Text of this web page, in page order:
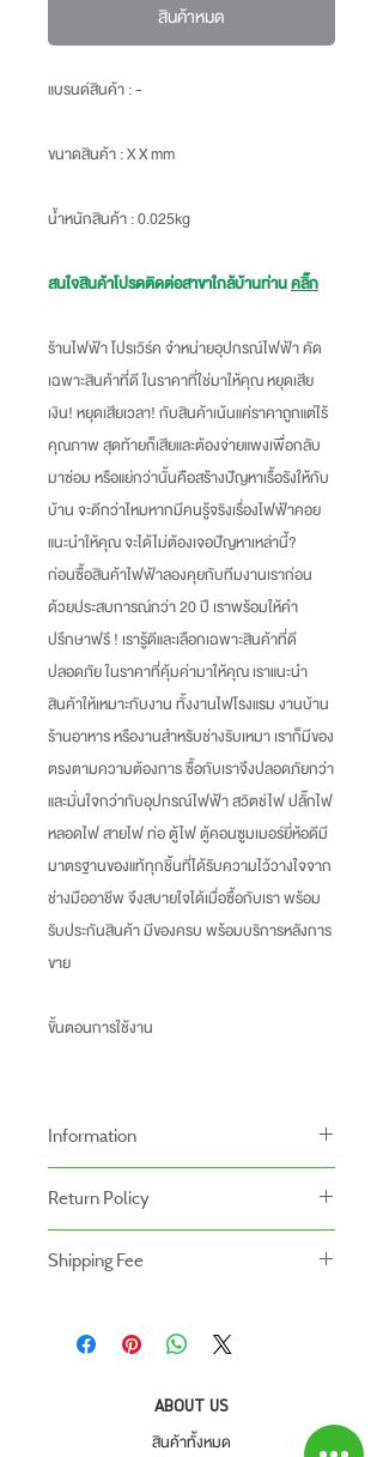
สินค้าหมด
แบรนด์สินค้า : -
ขนาดสินค้า: X X mm
น้ำหนักสินค้า: 0.025kg
สนใจสินค้าโปรดติดต่อสาขาใกล้บ้านท่านคลิ๊ก
ร้านไฟฟ้า โปรเวิร์ค จำหน่ายอุปกรณ์ไฟฟ้า คัด
เฉพาะสินค้าที่ดี ในราคาที่ใช่มาให้คุณ หยุดเสีย
เงิน!หยุดเสียเวลา!กับสินค้าเน้นแค่ราคาถูกแต่ไร้
คุณภาพ สุดท้ายก็เสียและต้องจ่ายแพงเพื่อกลับ
มาซ่อม หรือแย่กว่านั้นคือสร้างปัญหาเรื้อรังให้กับ
บ้าน จะดีกว่าไหมหากมีคนรู้จริงเรื่องไฟฟ้าคอย
แนะนำให้คุณ จะได้ไม่ต้องเจอปัญหาเหล่านี้?
ก่อนซื้อสินค้าไฟฟ้าลองคุยกับทีมงานเราก่อน
ด้วยประสบการณ์กว่า20ปี เราพร้อมให้คำ
ปรึกษาฟรี! เรารู้ดีและเลือกเฉพาะสินค้าที่ดี
ปลอดภัย ในราคาที่คุ้มค่ามาให้คุณ เราแนะนำ
สินค้าให้เหมาะกับงาน ทั้งงานไฟโรงแรม งานบ้าน
ร้านอาหาร หรืองานสำหรับช่างรับเหมา เราก็มีของ
ตรงตามความต้องการ ซื้อกับเราจึงปลอดภัยกว่า
และมั่นใจกว่ากับอุปกรณ์ไฟฟ้า สวิตช์ไฟ ปลั๊กไฟ
หลอดไฟ สายไฟ ท่อ ตู้ไฟ ตู้คอนซูมเมอร์ยี่ห้อดีมี
มาตรฐานของแท้ทุกชิ้นที่ได้รับความไว้วางใจจาก
ช่างมืออาชีพ จึงสบายใจได้เมื่อซื้อกับเรา พร้อม
รับประกันสินค้า มีของครบ พร้อมบริการหลังการ
ขาย
ขั้นตอนการใช้งาน
Information
หน้าร้านและสาขาของเรา
-ระยะเวลารับประกันสินค้าบนเว็ปไซท์อาจจะแตก
ต่างจากการซื้อสินค้าหน้าร้าน
Return Policy
- สินค้าสามารถคืนได้ภายใน 7 วัน หลังจากรับ
- สินค้าต้องอยู่ในสภาพที่สมบูรณ์ พร้อมกล่อง
- ค่าขนส่งจะไม่สามารถคืนเงินได้
- สินค้าโปรโมชั่นไม่สามารถคืนได้
Shipping Fee
ค่าจัดส่ง
ABOUT US
สินค้าทั้งหมด